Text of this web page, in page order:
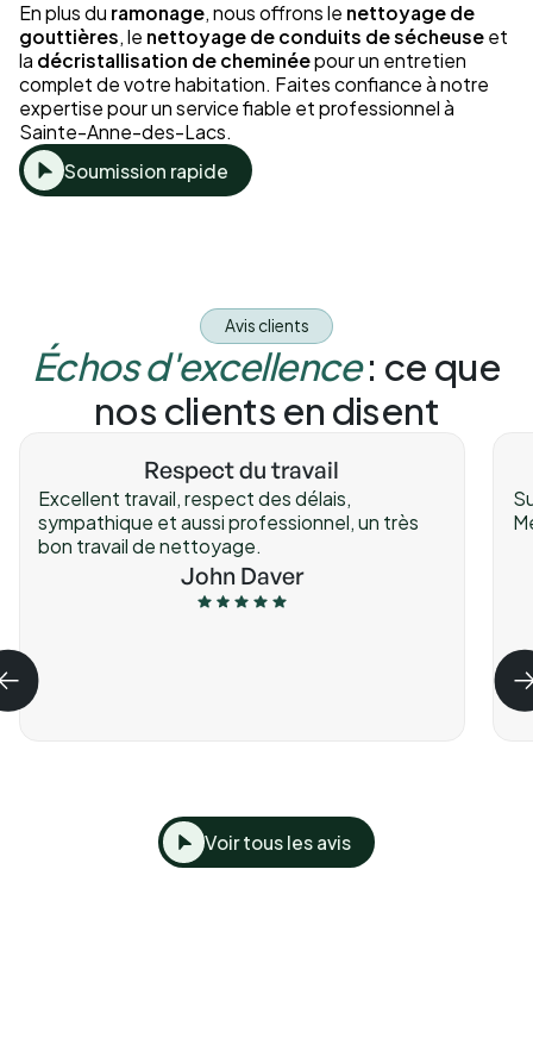
En plus du ramonage, nous offrons le nettoyage de
gouttières, le nettoyage de conduits de sécheuseet
la décristallisation de cheminéepour un entretien
complet de votre habitation. Faites confiance à notre
expertise pour un service fiable et professionnel à
Sainte-Anne-des-Lacs.
Soumission rapide
Avis clients
Échos d'excellence: ce que
nos clients en disent
Respect du travail
Excellent travail, respect des délais,
sympathique et aussi professionnel, un très
bon travail de nettoyage.
John Daver
Voir tous les avis